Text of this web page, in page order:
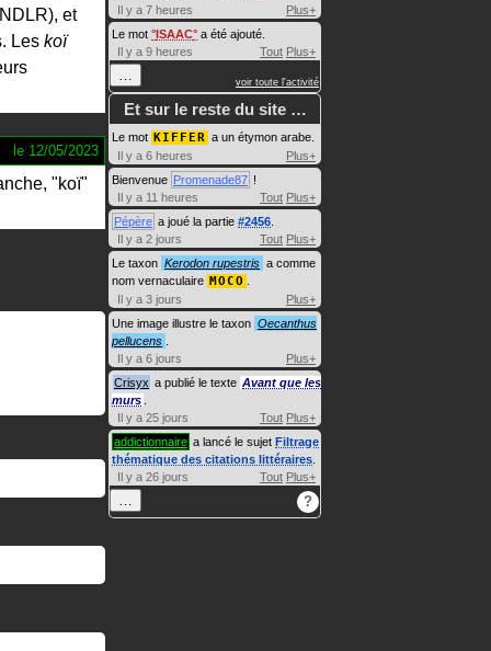
et
Les koï
le 12/05/2023
"koï"
Il y a 7 heures
Plus+
Le mot ISAAC a été ajouté.
Il y a 9 heures
Tout Plus+
… voir toute l'activité
Et sur le reste du site …
Le mot KIFFER a un étymon arabe.
Il y a 6 heures
Plus+
Bienvenue Promenade87 !
Il y a 11 heures
Tout Plus+
Pépère a joué la partie #2456
Il y a 2 jours
Tout Plus+
Le taxon Kerodon rupestris a comme
nom vernaculaire MOCO
Il y a 3 jours
Plus+
Une image illustre le taxon Oecanthus
pellucens
Il y a 6 jours
Plus+
Crisyx a publié le texte Avant que les
murs
Il y a 25 jours
Tout Plus+
addictionnaire a lancé le sujet Filtrage
thématique des citations littéraires
Il y a 26 jours
Tout Plus+
… ?